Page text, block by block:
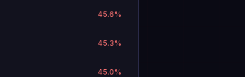
45.6%
45.3%
45.0%